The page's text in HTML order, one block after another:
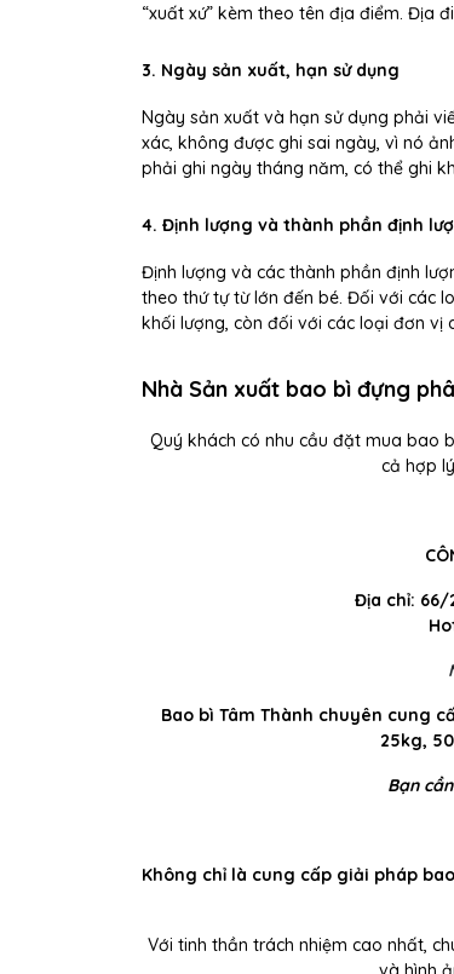
“xuất xứ” kèm theo tên địa điểm. Địa
3. Ngày sản xuất, hạn sử dụng
Ngày sản xuất và hạn sử dụng phải
xác, không được ghi sai ngày, vì nó
phải ghi ngày tháng năm, có thể ghi
4. Định lượng và thành phần định
Định lượng và các thành phần định
theo thứ tự từ lớn đến bé. Đối với các
khối lượng, còn đối với các loại đơn vị
Nhà Sản xuất bao bì đựng
Quý khách có nhu cầu đặt mua bao
cả hợp
Địa chỉ: 66/
Bao bì Tâm Thành chuyên cung
25kg,
Bạn
Không chỉ là cung cấp giải pháp
Với tinh thần trách nhiệm cao nhất,